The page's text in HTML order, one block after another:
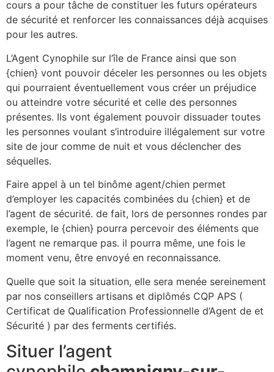
cours a pour tâche de constituer les futurs opérateurs
de sécurité et renforcer les connaissances déjà acquises
pour les autres.
L’Agent Cynophile sur l’île de France ainsi que son
{chien} vont pouvoir déceler les personnes ou les objets
qui pourraient éventuellement vous créer un préjudice
ou atteindre votre sécurité et celle des personnes
présentes. Ils vont également pouvoir dissuader toutes
les personnes voulant s’introduire illégalement sur votre
site de jour comme de nuit et vous déclencher des
séquelles.
Faire appel à un tel binôme agent/chien permet
d’employer les capacités combinées du {chien} et de
l’agent de sécurité. de fait, lors de personnes rondes par
exemple, le {chien} pourra percevoir des éléments que
l’agent ne remarque pas. il pourra même, une fois le
moment venu, être envoyé en reconnaissance.
Quelle que soit la situation, elle sera menée sereinement
par nos conseillers artisans et diplômés CQP APS (
Certificat de Qualification Professionnelle d’Agent de et
Sécurité ) par des ferments certifiés.
Situer l’agent